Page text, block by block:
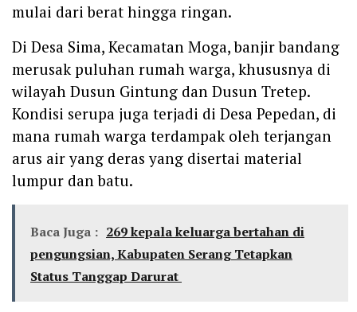
mulai dari berat hingga ringan.
Di Desa Sima, Kecamatan Moga, banjir bandang
merusak puluhan rumah warga, khususnya di
wilayah Dusun Gintung dan Dusun Tretep.
Kondisi serupa juga terjadi di Desa Pepedan, di
mana rumah warga terdampak oleh terjangan
arus air yang deras yang disertai material
lumpur dan batu.
Baca Juga : 269 kepala keluarga bertahan di
pengungsian, Kabupaten Serang Tetapkan
Status Tanggap Darurat